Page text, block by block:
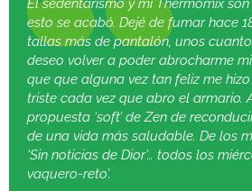
El sedentarismo y mi Thermomix
esto se acabó. Dejé de fumar hace
tallas más de pantalón, unos
deseo volver a poder abrocharme
que que alguna vez tan feliz me
triste cada vez que abro el armario.
propuesta ‘soft’ de Zen de
de una vida más saludable. De los
‘Sin noticias de Dior’… todos los
vaquero-reto’.